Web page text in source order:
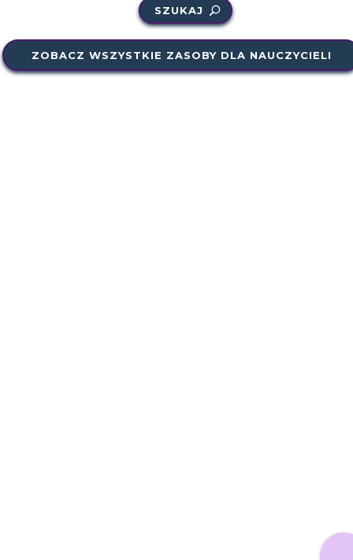
SZUKAJ
ZOBACZ WSZYSTKIE ZASOBY DLA NAUCZYCIELI